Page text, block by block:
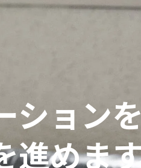
ション
進めま